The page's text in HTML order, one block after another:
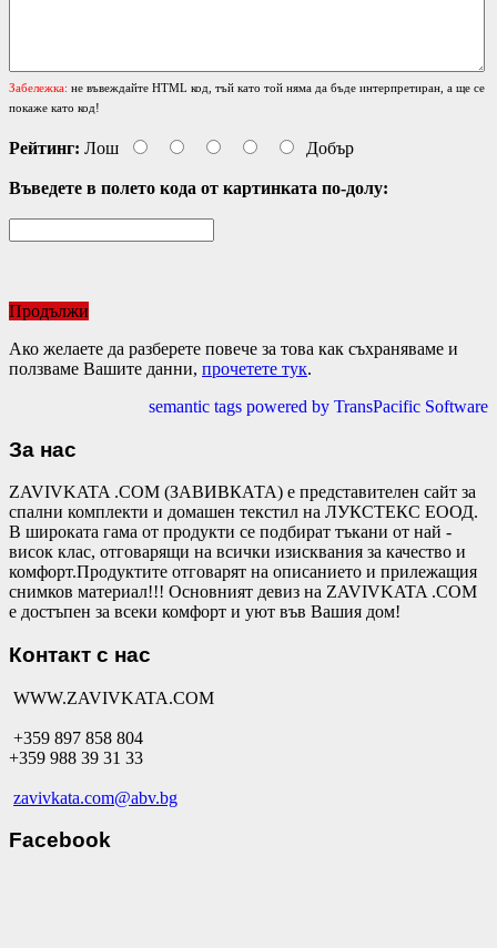
Забележка: не въвеждайте HTML код, тъй като той няма да бъде интерпретиран, а ще се
покаже като код!
Рейтинг: Лош Добър
Въведете в полето кода от картинката по-долу:
Продължи
Ако желаете да разберете повече за това как съхраняваме и
ползваме Вашите данни, прочетете тук.
semantic tags powered by TransPacific Software
За нас
ZAVIVKATA .COM (ЗАВИВКАТА) е представителен сайт за
спални комплекти и домашен текстил на ЛУКСТЕКС ЕООД.
В широката гама от продукти се подбират тъкани от най -
висок клас, отговарящи на всички изисквания за качество и
комфорт.Продуктите отговарят на описанието и прилежащия
снимков материал!!! Основният девиз на ZAVIVKATA .COM
е достъпен за всеки комфорт и уют във Вашия дом!
Контакт с нас
WWW.ZAVIVKATA.COM
+359 897 858 804
+359 988 39 31 33
zavivkata.com@abv.bg
Facebook